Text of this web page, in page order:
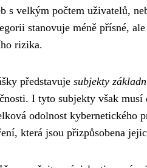
s velkým počtem uživatelů,
stanovuje méně přísné,
rizika.
představuje subjekty
I tyto subjekty však musí
odolnost kybernetického
která jsou přizpůsobena